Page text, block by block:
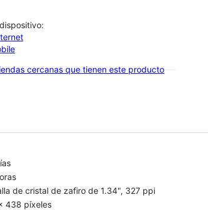
cercanas que tienen este producto
de cristal de zafiro de 1.34", 327 ppi
438 píxeles